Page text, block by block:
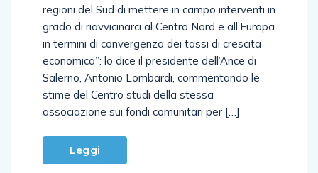
regioni del Sud di mettere in campo interventi in
grado di riavvicinarci al Centro Nord e all’Europa
in termini di convergenza dei tassi di crescita
economica”: lo dice il presidente dell’Ance di
Salerno, Antonio Lombardi, commentando le
stime del Centro studi della stessa
associazione sui fondi comunitari per […]
Leggi